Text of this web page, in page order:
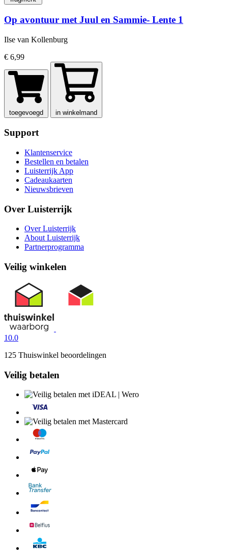
Op avontuur met Juul en Sammie- Lente 1
Ilse van Kollenburg
€ 6,99
toegevoegd in winkelmand
Support
Klantenservice
Bestellen en betalen
Luisterrijk App
Cadeaukaarten
Nieuwsbrieven
Over Luisterrijk
Over Luisterrijk
About Luisterrijk
Partnerprogramma
Veilig winkelen
10.0
125 Thuiswinkel beoordelingen
Veilig betalen